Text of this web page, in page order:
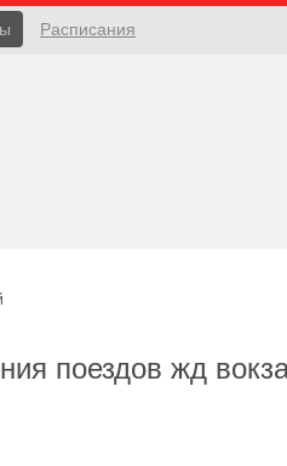
Расписания
поездов жд